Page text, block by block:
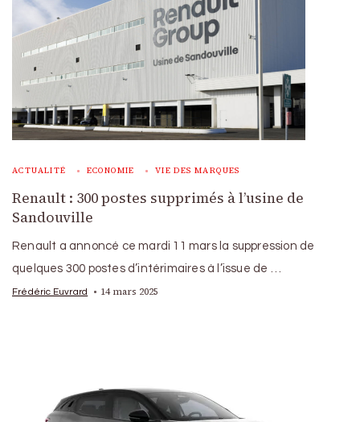
ACTUALITÉ ECONOMIE VIE DES MARQUES
Renault : 300 postes supprimés à l’usine de
Sandouville
Renault a annoncé ce mardi 11 mars la suppression de
quelques 300 postes d’intérimaires à l’issue de …
Frédéric Euvrard 14 mars 2025